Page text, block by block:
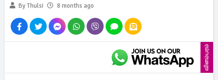
By Thulsi
8 months ago
விளம்பரம்